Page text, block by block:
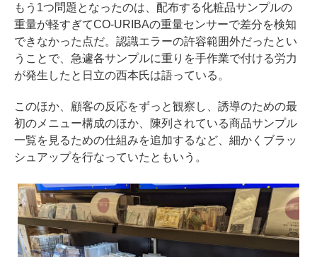
もう1つ問題となったのは、配布する化粧品サンプルの
重量が軽すぎてCO-URIBAの重量センサーで差分を検知
できなかった点だ。認識エラーの許容範囲外だったとい
うことで、急遽各サンプルに重りを手作業で付ける労力
が発生したと日立の西本氏は語っている。
このほか、顧客の反応をずっと観察し、誘導のための最
初のメニュー構成のほか、陳列されている商品サンプル
一覧を見るための仕組みを追加するなど、細かくブラッ
シュアップを行なっていたともいう。